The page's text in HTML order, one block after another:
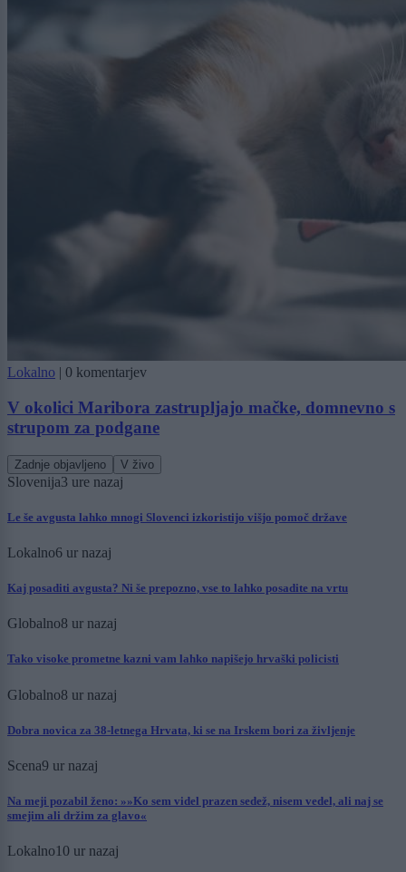
Lokalno | 0 komentarjev
V okolici Maribora zastrupljajo mačke, domnevno s
strupom za podgane
Zadnje objavljeno V živo
Slovenija3 ure nazaj
Le še avgusta lahko mnogi Slovenci izkoristijo višjo pomoč države
Lokalno6 ur nazaj
Kaj posaditi avgusta? Ni še prepozno, vse to lahko posadite na vrtu
Globalno8 ur nazaj
Tako visoke prometne kazni vam lahko napišejo hrvaški policisti
Globalno8 ur nazaj
Dobra novica za 38-letnega Hrvata, ki se na Irskem bori za življenje
Scena9 ur nazaj
Na meji pozabil ženo: »»Ko sem videl prazen sedež, nisem vedel, ali naj se
smejim ali držim za glavo«
Lokalno10 ur nazaj